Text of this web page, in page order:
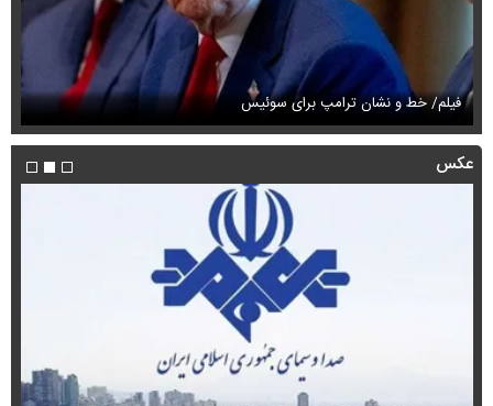
فیلم/ خط و نشان ترامپ برای سوئیس
عکس